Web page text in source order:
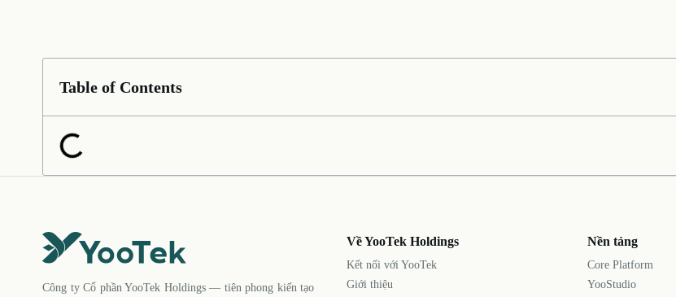
Table of Contents
Công ty Cổ phần YooTek Holdings — tiên phong kiến tạo
Về YooTek Holdings
Kết nối với YooTek
Giới thiệu
Nền tảng
Core Platform
YooStudio